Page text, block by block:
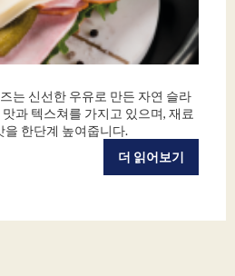
는 신선한 우유로 만든 자연 슬라
과 텍스쳐를 가지고 있으며, 재료
을 한단계 높여줍니다.
더 읽어보기